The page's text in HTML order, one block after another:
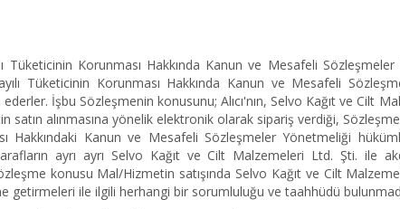
Tüketicinin Korunması Hakkında Kanun ve Mesafeli
Tüketicinin Korunması Hakkında Kanun ve Mesafeli
ederler. İşbu Sözleşmenin konusunu; Alıcı'nın, Selvo Kağıt ve
satın alınmasına yönelik elektronik olarak sipariş verdiği,
Hakkındaki Kanun ve Mesafeli Sözleşmeler Yönetmeliği
ayrı ayrı Selvo Kağıt ve Cilt Malzemeleri Ltd. Şti. ile
konusu Mal/Hizmetin satışında Selvo Kağıt ve Cilt
getirmeleri ile ilgili herhangi bir sorumluluğu ve taahhüdü